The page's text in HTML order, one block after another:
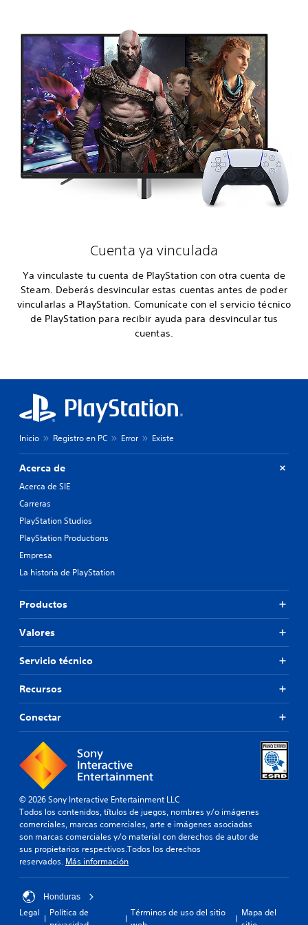
Cuenta ya vinculada
Ya vinculaste tu cuenta de PlayStation con otra cuenta de
Steam. Deberás desvincular estas cuentas antes de poder
vincularlas a PlayStation. Comunícate con el servicio técnico
de PlayStation para recibir ayuda para desvincular tus
cuentas.
Inicio Registro en PC Error Existe
Acerca de
Acerca de SIE
Carreras
PlayStation Studios
PlayStation Productions
Empresa
La historia de PlayStation
Productos
Valores
Servicio técnico
Recursos
Conectar
© 2026 Sony Interactive Entertainment LLC
Todos los contenidos, títulos de juegos, nombres y/o imágenes
comerciales, marcas comerciales, arte e imágenes asociadas
son marcas comerciales y/o material con derechos de autor de
sus propietarios respectivos.Todos los derechos
reservados. Más información
Honduras
Legal
Política de
Términos de uso del sitio
Mapa del